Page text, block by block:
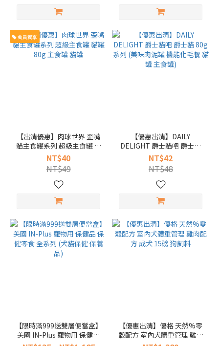
會員獨享
【出清優惠】肉球世界 歪嘴
貓主食罐系列 超級主食罐 貓
罐 80g 主食罐 貓罐
NT$40
NT$49
【優惠出清】DAILY
DELIGHT 爵士貓吧 爵士貓
80g 系列 (美味肉泥罐 機能化
毛餐 貓罐 主食罐)
NT$42
NT$48
【限時滿999送雙層便當盒】
美國 IN-Plus 寵物用 保健品
保健零食 全系列 (犬貓保健
【優惠出清】優格 天然%零
穀配方 室內犬體重管理 雞肉
配方 成犬 15磅 狗飼料